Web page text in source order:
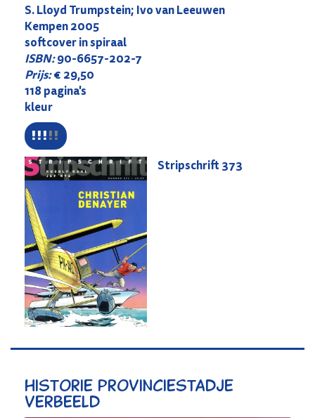
S. Lloyd Trumpstein; Ivo van Leeuwen
Kempen 2005
softcover in spiraal
ISBN:90-6657-202-7
Prijs:€ 29,50
118 pagina's
kleur
Stripschrift373
Historie provinciestadje
verbeeld